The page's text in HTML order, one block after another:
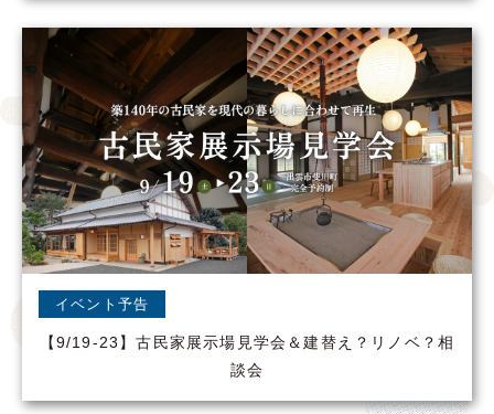
イベント予告
【9/19-23】古民家展示場見学会＆建替え？リノベ？相
談会